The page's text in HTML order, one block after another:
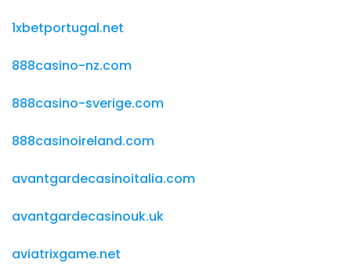
1xbetportugal.net
888casino-nz.com
888casino-sverige.com
888casinoireland.com
avantgardecasinoitalia.com
avantgardecasinouk.uk
aviatrixgame.net